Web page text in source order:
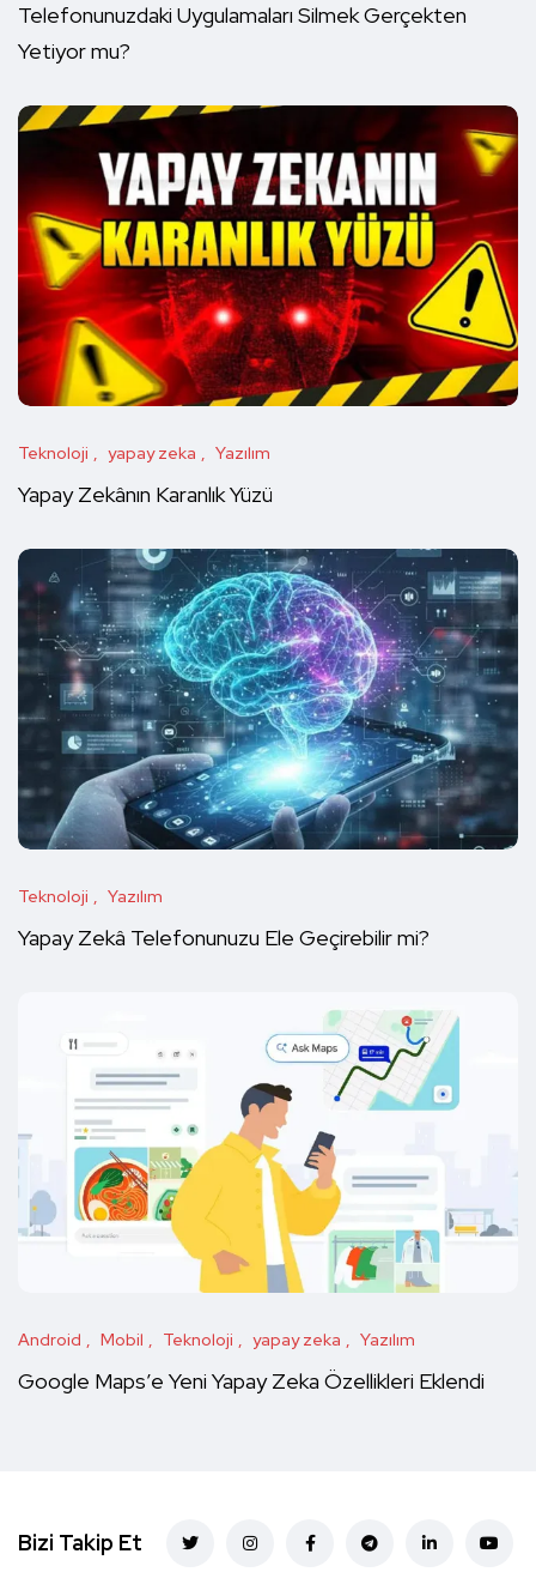
Telefonunuzdaki Uygulamaları Silmek Gerçekten
Yetiyor mu?
Teknoloji yapay zeka Yazılım
Yapay Zekânın Karanlık Yüzü
Teknoloji Yazılım
Yapay Zekâ Telefonunuzu Ele Geçirebilir mi?
Android Mobil Teknoloji yapay zeka Yazılım
Google Maps’e Yeni Yapay Zeka Özellikleri Eklendi
Bizi Takip Et